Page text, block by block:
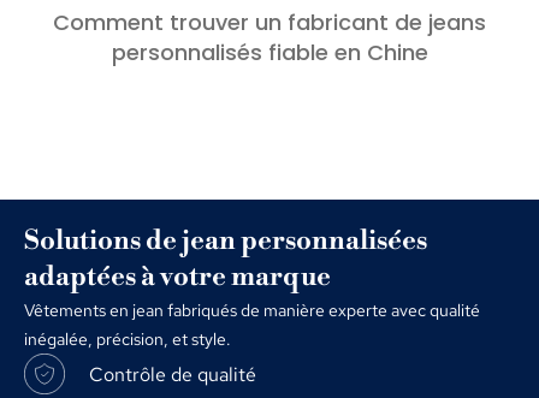
Comment trouver un fabricant de jeans
personnalisés fiable en Chine
Solutions de jean personnalisées
adaptées à votre marque
Vêtements en jean fabriqués de manière experte avec qualité
inégalée, précision, et style.
Contrôle de qualité